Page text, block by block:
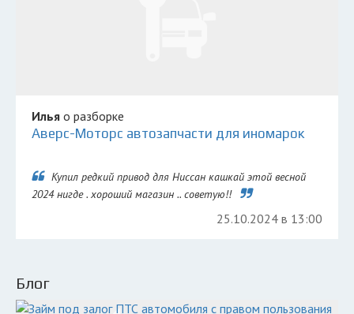
Илья о разборке
Аверс-Моторс автозапчасти для иномарок
Купил редкий привод для Ниссан кашкай этой весной
2024 нигде . хороший магазин .. советую!!
25.10.2024 в 13:00
Блог